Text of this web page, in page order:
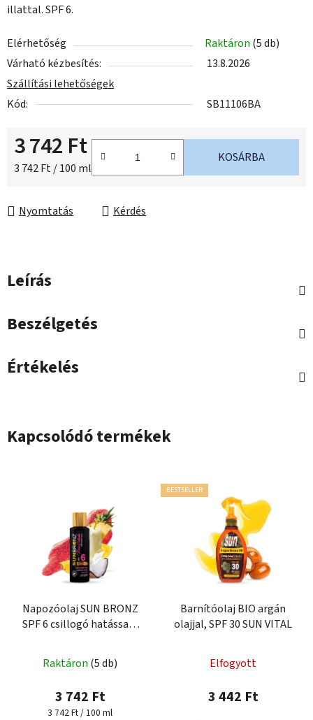
illattal. SPF 6.
Elérhetőség Raktáron (5 db)
Várható kézbesítés:
13.8.2026
Szállítási lehetőségek
Kód:
SB11106BA
3 742 Ft
Egységár:
3 742 Ft / 100 ml
KOSÁRBA
Nyomtatás Kérdés
Leírás
Beszélgetés
Értékelés
Kapcsolódó termékek
Napozóolaj SUN BRONZ
SPF 6 csillogó hatással -
Raktáron (5 db)
3 742 Ft
Egységár:
3 742 Ft / 100 ml
BESTSELLER
Barnítóolaj BIO argán
olajjal, SPF 30 SUN VITAL
Elfogyott
3 442 Ft